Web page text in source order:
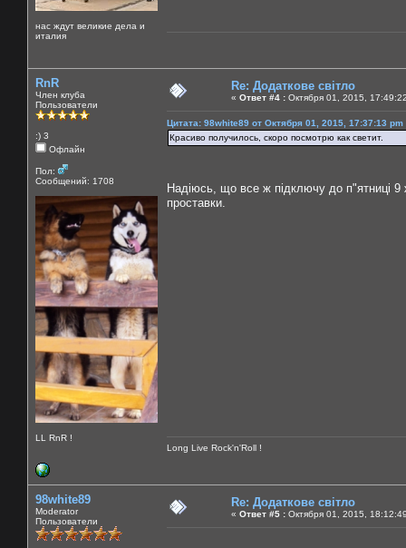
нас ждут великие дела и
италия
RnR
Член клуба
Пользователи
:) 3
Офлайн
Пол:
Сообщений: 1708
LL RnR !
Re: Додаткове світло
« Ответ #4 : Октября 01, 2015,
Цитата: 98white89 от Октября 01, 2015, 17:37:13 pm
Красиво получилось, скоро посмотрю как светит.
Надіюсь, що все ж підключу до п"ятниці
проставки.
Long Live Rock'n'Roll !
98white89
Moderator
Пользователи
Re: Додаткове світло
« Ответ #5 : Октября 01, 2015,